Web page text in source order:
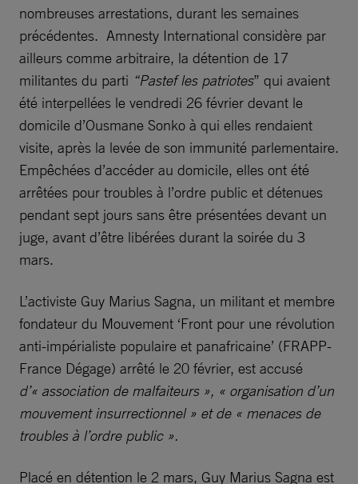
nombreuses arrestations, durant les semaines
précédentes. Amnesty International considère par
ailleurs comme arbitraire, la détention de 17
militantes du parti “Pastef les patriotes” qui avaient
été interpellées le vendredi 26 février devant le
domicile d’Ousmane Sonko à qui elles rendaient
visite, après la levée de son immunité parlementaire.
Empêchées d’accéder au domicile, elles ont été
arrêtées pour troubles à l’ordre public et détenues
pendant sept jours sans être présentées devant un
juge, avant d’être libérées durant la soirée du 3
mars.
L’activiste Guy Marius Sagna, un militant et membre
fondateur du Mouvement ‘Front pour une révolution
anti-impérialiste populaire et panafricaine’ (FRAPP-
France Dégage) arrêté le 20 février, est accusé
d’« association de malfaiteurs », « organisation d’un
mouvement insurrectionnel » et de « menaces de
troubles à l’ordre public ».
Placé en détention le 2 mars, Guy Marius Sagna est